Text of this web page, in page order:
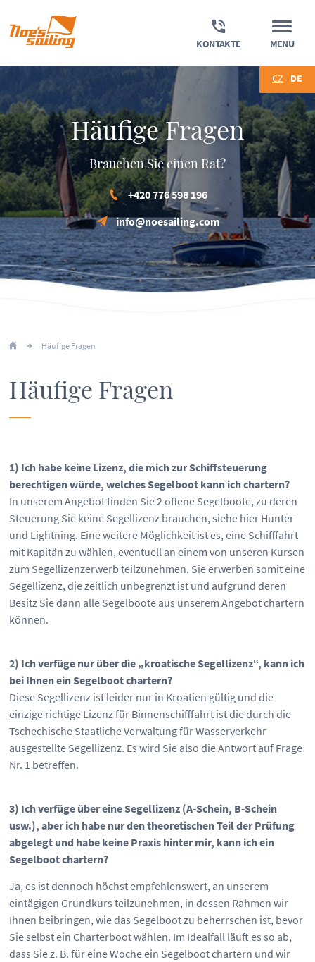
KONTAKTE MENU
CZ DE
Häufige Fragen
Brauchen Sie einen Rat?
+420 776 598 196
info@noesailing.com
Häufige Fragen
Häufige Fragen
1) Ich habe keine Lizenz, die mich zur Schiffsteuerung
berechtigen würde, welches Segelboot kann ich chartern?
In unserem Angebot finden Sie 2 offene Segelboote, zu deren
Steuerung Sie keine Segellizenz brauchen, siehe hier Hunter
und Lightning. Eine weitere Möglichkeit ist es, eine Schifffahrt
mit Kapitän zu wählen, eventuell an einem von unseren Kursen
zum Segellizenzerwerb teilzunehmen. Sie erwerben somit eine
Segellizenz, die zeitlich unbegrenzt ist und aufgrund deren
Besitz Sie dann alle Segelboote aus unserem Angebot chartern
können.
2) Ich verfüge nur über die „kroatische Segellizenz“, kann ich
bei Ihnen ein Segelboot chartern?
Diese Segellizenz ist leider nur in Kroatien gültig und die
einzige richtige Lizenz für Binnenschifffahrt ist die durch die
Tschechische Staatliche Verwaltung für Wasserverkehr
ausgestellte Segellizenz. Es wird Sie also die Antwort auf Frage
Nr. 1 betreffen.
3) Ich verfüge über eine Segellizenz (A-Schein, B-Schein
usw.), aber ich habe nur den theoretischen Teil der Prüfung
abgelegt und habe keine Praxis hinter mir, kann ich ein
Segelboot chartern?
Ja, es ist dennoch höchst empfehlenswert, an unserem
eintägigen Grundkurs teilzunehmen, in dessen Rahmen wir
Ihnen beibringen, wie das Segelboot zu beherrschen ist, bevor
Sie selbst ein Charterboot wählen. Im Idealfall läuft es so ab,
dass Sie z. B. für eine Woche ein Segelboot chartern und wir